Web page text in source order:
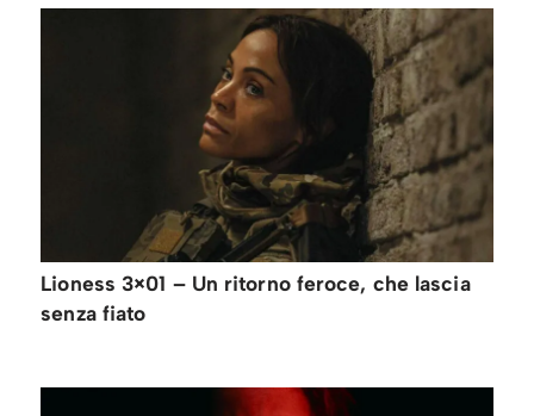
Lioness 3×01 – Un ritorno feroce, che lascia
senza fiato